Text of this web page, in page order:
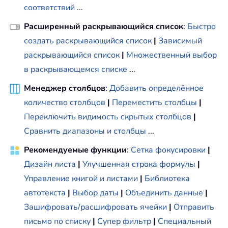
соответствий ...
Расширенный раскрывающийся список: Быстро
создать раскрывающийся список | Зависимый
раскрывающийся список | Множественный выбор
в раскрывающемся списке ...
Менеджер столбцов: Добавить определённое
количество столбцов | Переместить столбцы |
Переключить видимость скрытых столбцов |
Сравнить диапазоны и столбцы ...
Рекомендуемые функции: Сетка фокусировки |
Дизайн листа | Улучшенная строка формулы |
Управление книгой и листами | Библиотека
автотекста | Выбор даты | Объединить данные |
Зашифровать/расшифровать ячейки | Отправить
письмо по списку | Супер фильтр | Специальный